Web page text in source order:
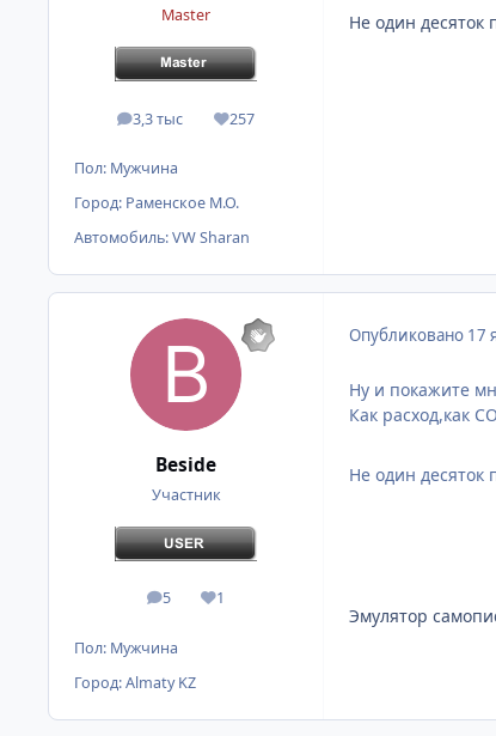
Master
3,3 тыс
сообщения257
Репутация
Пол: Мужчина
Город: Раменское М.О.
Автомобиль:VW Sharan
Не один десяток
Beside
Участник
5
сообщения
1
Репутация
Пол: Мужчина
Город:Almaty KZ
Опубликовано 17
Ну и покажите
Как расход,как
Не один десяток
Эмулятор